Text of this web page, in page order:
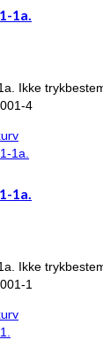
1a.
Ikke
4
1a.
Ikke
1